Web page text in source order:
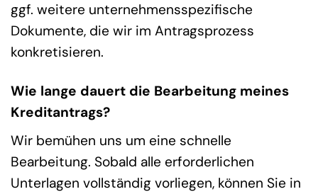
ggf. weitere unternehmensspezifische
Dokumente, die wir im Antragsprozess
konkretisieren.
Wie lange dauert die Bearbeitung meines
Kreditantrags?
Wir bemühen uns um eine schnelle
Bearbeitung. Sobald alle erforderlichen
Unterlagen vollständig vorliegen, können Sie in